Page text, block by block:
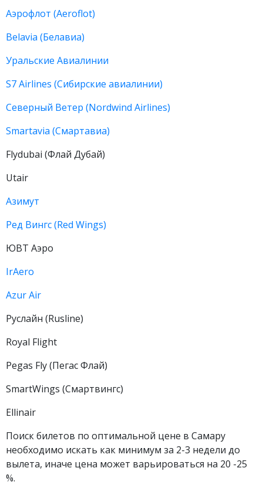
Аэрофлот (Aeroflot)
Belavia (Белавиа)
Уральские Авиалинии
S7 Airlines (Сибирские авиалинии)
Северный Ветер (Nordwind Airlines)
Smartavia (Смартавиа)
Flydubai (Флай Дубай)
Utair
Азимут
Ред Вингс (Red Wings)
ЮВТ Аэро
IrAero
Azur Air
Руслайн (Rusline)
Royal Flight
Pegas Fly (Пегас Флай)
SmartWings (Смартвингс)
Ellinair
Поиск билетов по оптимальной цене в Самару
необходимо искать как минимум за 2-3 недели до
вылета, иначе цена может варьироваться на 20 -25
%.